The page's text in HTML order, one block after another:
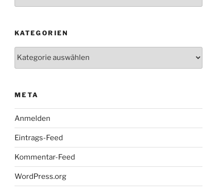
KATEGORIEN
META
Anmelden
Eintrags-Feed
Kommentar-Feed
WordPress.org